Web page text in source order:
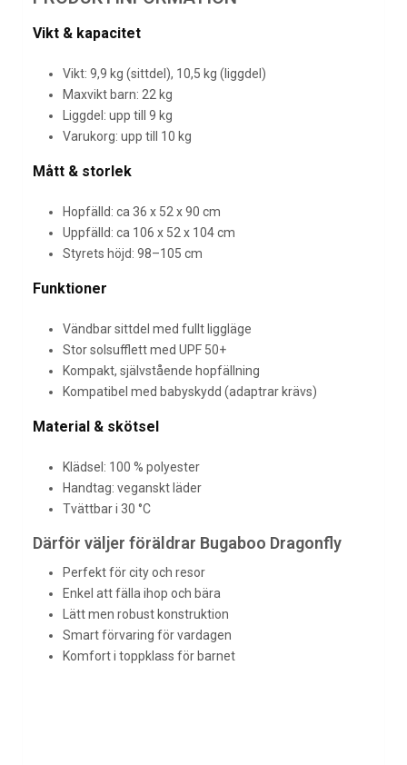
Vikt & kapacitet
Vikt: 9,9 kg (sittdel), 10,5 kg (liggdel)
Maxvikt barn: 22 kg
Liggdel: upp till 9 kg
Varukorg: upp till 10 kg
Mått & storlek
Hopfälld: ca 36 x 52 x 90 cm
Uppfälld: ca 106 x 52 x 104 cm
Styrets höjd: 98–105 cm
Funktioner
Vändbar sittdel med fullt liggläge
Stor solsufflett med UPF 50+
Kompakt, självstående hopfällning
Kompatibel med babyskydd (adaptrar krävs)
Material & skötsel
Klädsel: 100 % polyester
Handtag: veganskt läder
Tvättbar i 30 °C
Därför väljer föräldrar Bugaboo Dragonfly
Perfekt för city och resor
Enkel att fälla ihop och bära
Lätt men robust konstruktion
Smart förvaring för vardagen
Komfort i toppklass för barnet